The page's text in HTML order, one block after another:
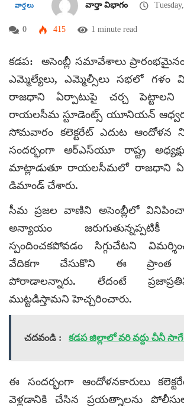
వార్తలు వార్తా విభాగం
0 415 1 minute read
కడప: అసెంబ్లీ సమావేశాలు
ఎమ్మెల్యేలు, ఎమ్మెల్సీలు సభలో
రాజధాని ఏర్పాటుపై చర్చ పెట్టాలని
రాయలసీమ స్టూడెంట్స్ యూనియన్
సోమవారం కలెక్టరేట్ ఎదుట ఆందోళన
సందర్భంగా ఆర్‌ఎస్‌యూ రాష్ట్ర
మాట్లాడుతూ రాయలసీమలో రాజధాని
డిమాండ్ చేశారు.
సీమ ప్రజల వాణిని అసెంబ్లీలో
అన్యాయం జరుగుతున్నప్పటికీ
స్పందించకపోవడం సిగ్గుచేటని
వేదికగా చేసుకొని ఈ ప్రాంత
పోరాడాలన్నారు. లేదంటే
ముట్టడిస్తామని హెచ్చరించారు.
చదవండి : కడప జిల్లాలో వరి వద్దు చీనీ సాగే
ఈ సందర్భంగా ఆందోళనకారులు
వెళ్లడానికి చేసిన ప్రయత్నాలను పోలీసులు